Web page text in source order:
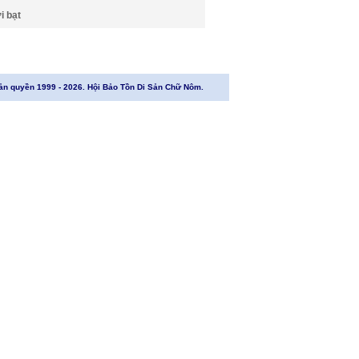
bạt
quyền 1999 - 2026. Hội Bảo Tồn Di Sản Chữ Nôm.